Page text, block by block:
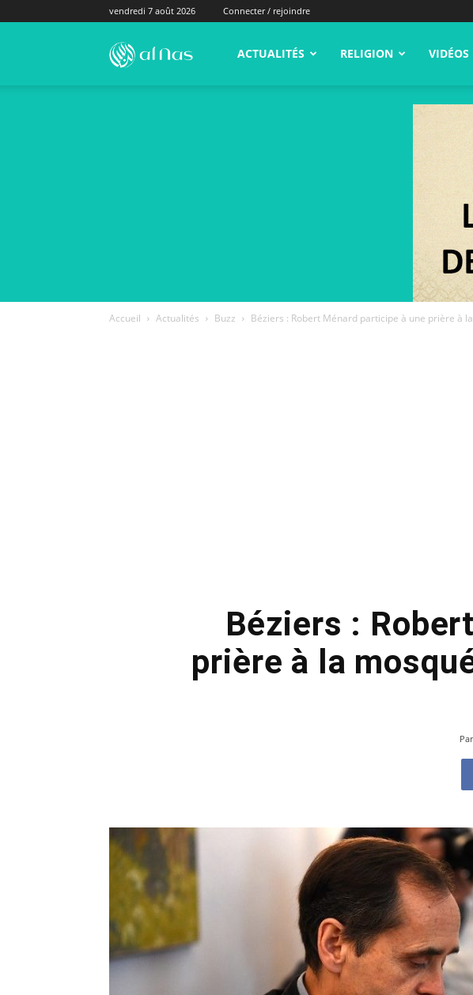
vendredi 7 août 2026 Connecter / rejoindre
alNas.fr ACTUALITÉS RELIGION VIDÉOS
Accueil Actualités Buzz Béziers : Robert Ménard participe à une prière à
Béziers :
prière à la
Par